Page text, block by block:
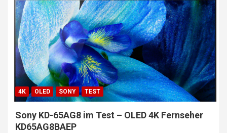
4K OLED SONY TEST
Sony KD-65AG8 im Test – OLED 4K Fernseher
KD65AG8BAEP